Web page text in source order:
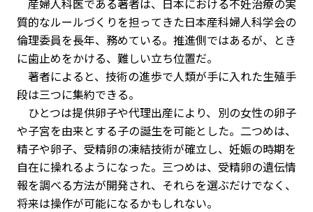
産婦人科医である著者は、日本における不妊治療の実
質的なルールづくりを担ってきた日本産科婦人科学会の
倫理委員を長年、務めている。推進側ではあるが、とき
に歯止めをかける、難しい立ち位置だ。
著者によると、技術の進歩で人類が手に入れた生殖手
段は三つに集約できる。
ひとつは提供卵子や代理出産により、別の女性の卵子
や子宮を由来とする子の誕生を可能とした。二つめは、
精子や卵子、受精卵の凍結技術が確立し、妊娠の時期を
自在に操れるようになった。三つめは、受精卵の遺伝情
報を調べる方法が開発され、それらを選ぶだけでなく、
将来は操作が可能になるかもしれない。